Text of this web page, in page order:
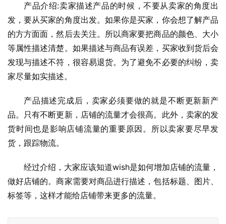
产品介绍:卖家描述产品的时候，不要从卖家的角度出
发，要从买家的角度出发。如果你是买家，你会想了解产品
的方方面面，然后去关注。所以商家要把商品的颜色、大小
等属性描述清楚。如果描述与商品有误差，买家收到货后会
发现与描述不符，很容易退货。为了避免不必要的纠纷，卖
家尽量如实描述。
产品描述完成后，卖家必须要做的就是不断更新新产
品。只有不断更新，店铺的流量才会很高。此外，卖家的发
货时间也是影响店铺流量的重要原因。所以卖家要尽早发
货，跟踪物流。
经过介绍，大家应该知道wish是如何增加店铺的流量，
做好店铺的。商家需要对商品进行描述，包括标题、图片、
标签等，这样才能给店铺带来更多的流量。